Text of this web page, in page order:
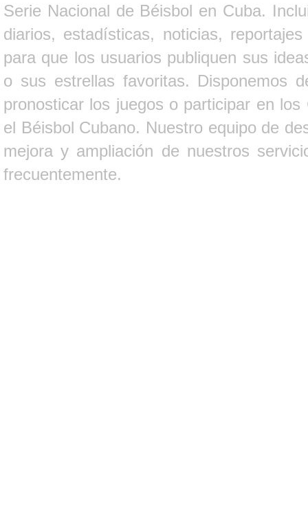
Serie Nacional de Béisbol en Cuba.
diarios, estadísticas, noticias,
para que los usuarios publiquen sus
o sus estrellas favoritas. Disponemos
pronosticar los juegos o participar en
el Béisbol Cubano. Nuestro equipo de
mejora y ampliación de nuestros
frecuentemente.